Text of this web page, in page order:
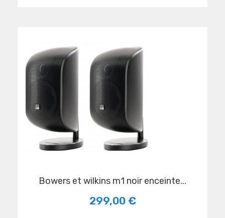
bowers et wilkins m1 noir enceinte...
299,00 €